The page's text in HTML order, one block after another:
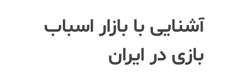
آشنایی با بازار اسباب
بازی در ایران